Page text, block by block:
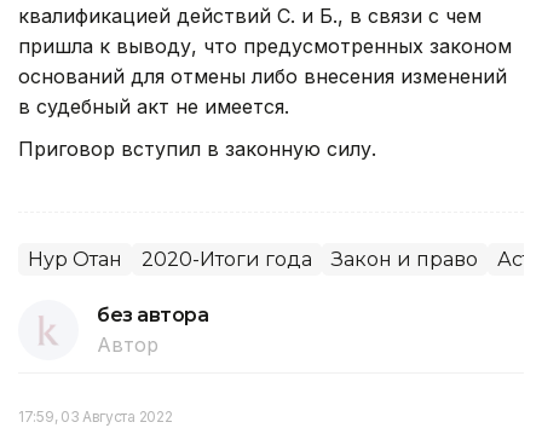
квалификацией действий С. и Б., в связи с чем
пришла к выводу, что предусмотренных законом
оснований для отмены либо внесения изменений
в судебный акт не имеется.
Приговор вступил в законную силу.
Нур Отан 2020-Итоги года Закон и право
без автора
Автор
17:59, 03 Августа 2022